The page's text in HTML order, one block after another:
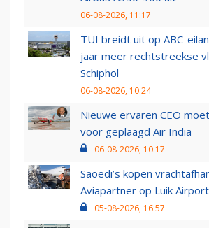
06-08-2026, 11:17
TUI breidt uit op ABC-
jaar meer rechtstreekse
Schiphol
06-08-2026, 10:24
Nieuwe ervaren CEO
voor geplaagd Air India
06-08-2026, 10:17
Saoedi’s kopen
Aviapartner op Luik Airport
05-08-2026, 16:57